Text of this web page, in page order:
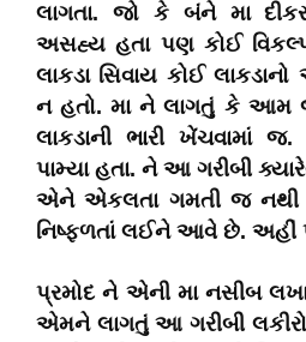
લાગતા. જો કે બંને મા
અસહ્ય હતા પણ કોઈ
લાકડા સિવાય કોઈ
ન હતો. મા ને લાગતું કે આમ
લાકડાની ભારી ખેંચવામાં
પામ્યા હતા. ને આ ગરીબી
એને એકલતા ગમતી જ નથી
નિષ્ફળતાં લઈને આવે છે. અહીં
પ્રમોદ ને એની મા નસીબ
એમને લાગતું આ ગરીબી